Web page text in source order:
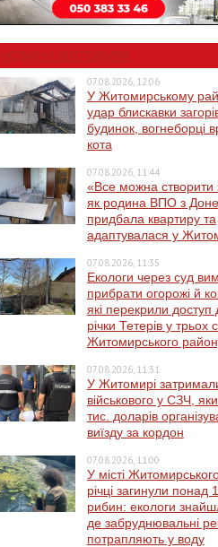
НОВИНИ ЖИТОМИРА
07.08.2026, 12:06
У Житомирському
удар блискавки
будинок, вогнеборці
кота
07.08.2026, 11:44
«Все можна створити
як родина ВПО з
придбала квартиру та
адаптувалася у
07.08.2026, 11:35
Екологи через суд
прибрати огорожі й
які перекрили доступ
річки Тетерів у трьох
Житомирського
07.08.2026, 11:31
У Житомирі
військового у СЗЧ,
тис. доларів
виїзду за кордон
07.08.2026, 11:00
У місті
річці загинули понад
рибин: екологи
де забруднювальні
потрапляють у воду